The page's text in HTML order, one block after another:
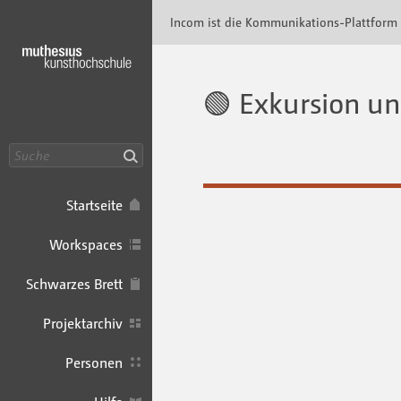
Startseite
Workspaces
Schwarzes Brett
Projektarchiv
Personen
Incom ist die Kommunikations-Plattform
🟢 Exkursion